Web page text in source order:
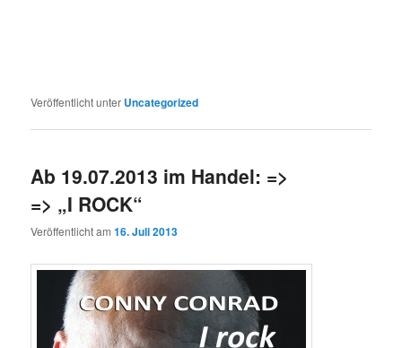
Veröffentlicht unter Uncategorized
Ab 19.07.2013 im Handel: =>
=> „I ROCK“
Veröffentlicht am16. Juli 2013